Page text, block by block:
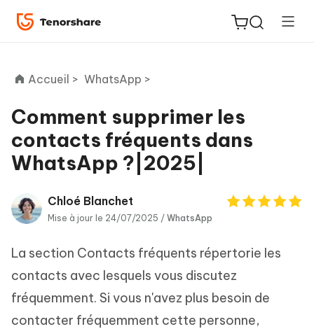
ReiBoot
for iOS
PDNob
PDF
New
iAnyGo
Accueil > WhatsApp >
Comment supprimer les
contacts fréquents dans
WhatsApp ?|2025|
Chloé Blanchet
Mise à jour le 24/07/2025 / WhatsApp
La section Contacts fréquents répertorie les
contacts avec lesquels vous discutez
fréquemment. Si vous n'avez plus besoin de
contacter fréquemment cette personne,